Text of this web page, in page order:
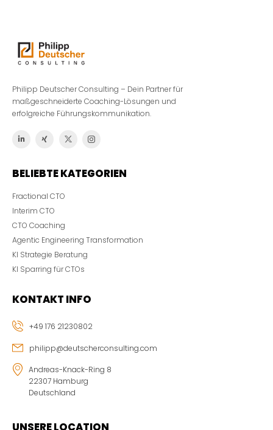
Philipp Deutscher Consulting – Dein Partner für
maßgeschneiderte Coaching-Lösungen und
erfolgreiche Führungskommunikation.
BELIEBTE KATEGORIEN
Fractional CTO
Interim CTO
CTO Coaching
Agentic Engineering Transformation
KI Strategie Beratung
KI Sparring für CTOs
KONTAKT INFO
+49 176 21230802
philipp@deutscherconsulting.com
Andreas-Knack-Ring 8
22307 Hamburg
Deutschland
UNSERE LOCATION